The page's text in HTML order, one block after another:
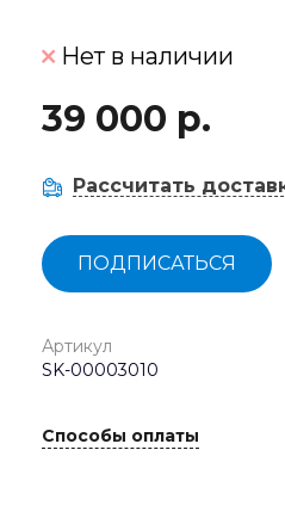
Нет в наличии
39 000 р.
Рассчитать
ПОДПИСАТЬСЯ
Артикул
SK-00003010
Способы оплаты